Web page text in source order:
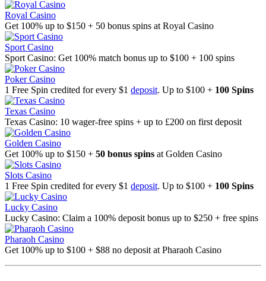
Royal Casino
Get 100% up to $150 + 50 bonus spins at Royal Casino
Sport Casino
Sport Casino: Get 100% match bonus up to $100 + 100 spins
Poker Casino
1 Free Spin credited for every $1 deposit. Up to $100 + 100 Spins
Texas Casino
Texas Casino: 10 wager-free spins + up to £200 on first deposit
Golden Casino
Get 100% up to $150 + 50 bonus spins at Golden Casino
Slots Casino
1 Free Spin credited for every $1 deposit. Up to $100 + 100 Spins
Lucky Casino
Lucky Casino: Claim a 100% deposit bonus up to $250 + free spins
Pharaoh Casino
Get 100% up to $100 + $88 no deposit at Pharaoh Casino